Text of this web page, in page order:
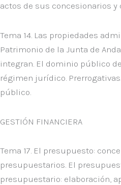
actos de sus concesionarios y
Tema 14. Las propiedades
Patrimonio de la Junta de
integran. El dominio público
régimen jurídico.
público.
GESTIÓN FINANCIERA
Tema 17. El presupuesto:
presupuestarios. El
presupuestario: elaboración,